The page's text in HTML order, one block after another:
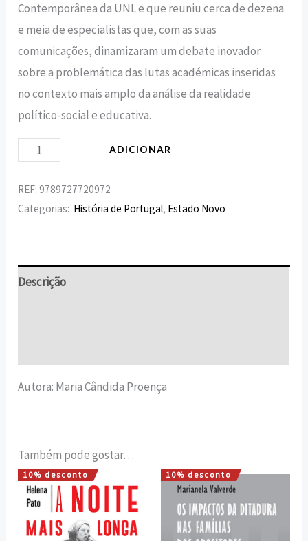
Contemporânea da UNL e que reuniu cerca de dezena
e meia de especialistas que, com as suas
comunicações, dinamizaram um debate inovador
sobre a problemática das lutas académicas inseridas
no contexto mais amplo da análise da realidade
político-social e educativa.
ADICIONAR
REF:9789727720972
Categorias: História de Portugal, Estado Novo
Descrição
Autora: Maria Cândida Proença
Também pode gostar…
10% desconto
O
preço
original
era:
16,00 €.
O
preço
atual
14,40 €.
10% desconto
O
preço
original
era:
22,00 €.
O
preço
atual
é:
19,80 €.